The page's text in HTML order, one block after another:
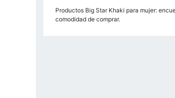
Productos Big Star Khaki para mujer:
comodidad de comprar.